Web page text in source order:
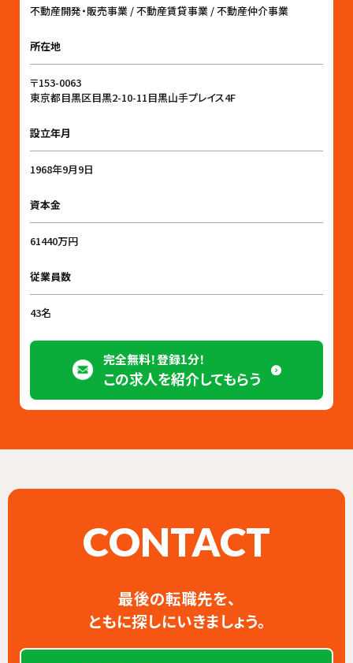
不動産開発・販売事業 / 不動産賃貸事業 / 不動産仲介事業
所在地
〒153-0063
東京都目黒区目黒2-10-11目黒山手プレイス4F
設立年月
1968年9月9日
資本金
61440万円
従業員数
43名
完全無料！登録1分！
この求人を紹介してもらう
CONTACT
最後の転職先を、
ともに探しにいきましょう。